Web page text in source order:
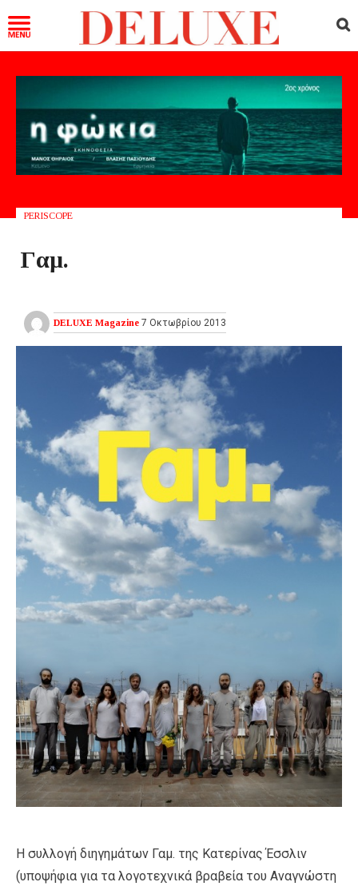
PERISCOPE
Γαμ.
DELUXE Magazine 7 Οκτωβρίου 2013
Η συλλογή διηγημάτων Γαμ. της Κατερίνας Έσσλιν
(υποψήφια για τα λογοτεχνικά βραβεία του Αναγνώστη